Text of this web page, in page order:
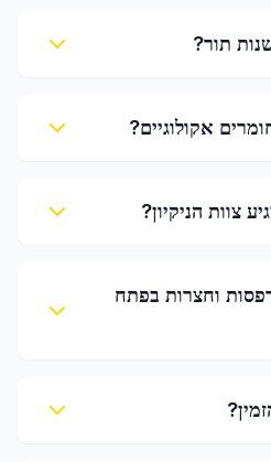
תור?
אקולוגיים?
צוות הניקיון?
וחצרות בפתח